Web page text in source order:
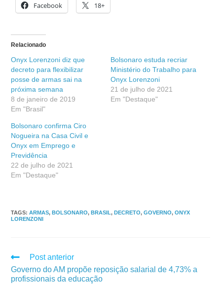
Facebook 18+
Relacionado
Onyx Lorenzoni diz que
decreto para flexibilizar
posse de armas sai na
próxima semana
8 de janeiro de 2019
Em "Brasil"
Bolsonaro estuda recriar
Ministério do Trabalho para
Onyx Lorenzoni
21 de julho de 2021
Em "Destaque"
Bolsonaro confirma Ciro
Nogueira na Casa Civil e
Onyx em Emprego e
Previdência
22 de julho de 2021
Em "Destaque"
TAGS:ARMAS, BOLSONARO, BRASIL, DECRETO, GOVERNO, ONYX
LORENZONI
Post anterior
Governo do AM propõe reposição salarial de 4,73% a
profissionais da educação